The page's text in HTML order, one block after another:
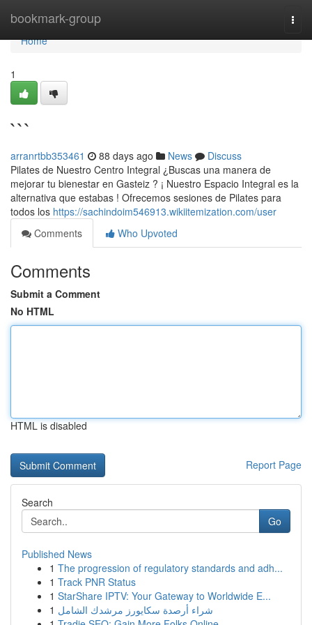
bookmark-group
Home
Home
1
```
arranrtbb353461 88 days ago News
Discuss
Pilates de Nuestro Centro Integral ¿Buscas una manera de
mejorar tu bienestar en Gasteiz ? ¡ Nuestro Espacio Integral es la
alternativa que estabas ! Ofrecemos sesiones de Pilates para
todos los https://sachindoim546913.wikiitemization.com/user
Comments
Who Upvoted
Comments
Submit a Comment
No HTML
HTML is disabled
Report Page
Search
Go
Published News
1 The progression of regulatory standards and adh...
1 Track PNR Status
1 StarShare IPTV: Your Gateway to Worldwide E...
1 شراء أرصدة سكايورز مرشدك الشامل